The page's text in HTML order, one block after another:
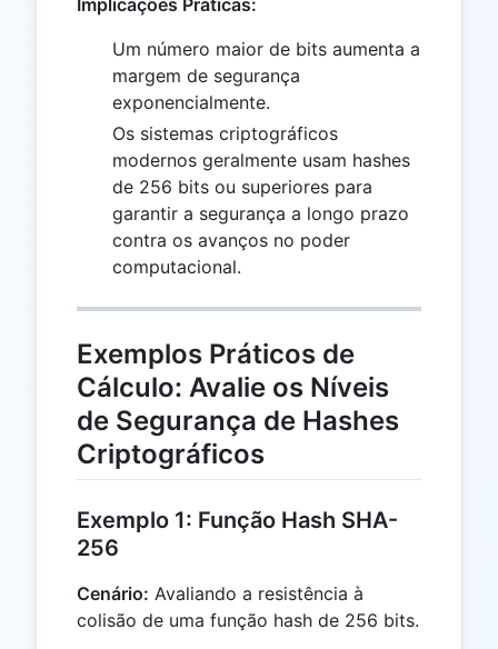
Implicações Práticas:
Um número maior de bits aumenta a
margem de segurança
exponencialmente.
Os sistemas criptográficos
modernos geralmente usam hashes
de 256 bits ou superiores para
garantir a segurança a longo prazo
contra os avanços no poder
computacional.
Exemplos Práticos de
Cálculo: Avalie os Níveis
de Segurança de Hashes
Criptográficos
Exemplo 1: Função Hash SHA-
256
Cenário: Avaliando a resistência à
colisão de uma função hash de 256 bits.